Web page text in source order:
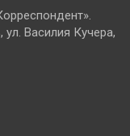
ул. Василия Кучера,